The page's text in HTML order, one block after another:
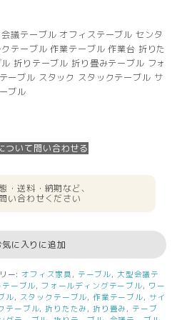
議テーブル オフィステーブル センタ
テーブル 作業テーブル 作業台 折りた
折りテーブル 折り畳みテーブル フォ
ーブル スタック スタックテーブル サ
ブル
ついて問い合わせる
・送料・納期など、
い合わせください
気に入りに追加
ー: オフィス家具 , テーブル, 大型会議テ
ーブル, フォールディングテーブル, ワー
ル, スタックテーブル, 作業テーブル, サイ
テーブル,折りたたみ, 折り畳み, テーブ